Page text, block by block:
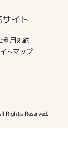
イト
利用規約
トマップ
Rights Reserved.